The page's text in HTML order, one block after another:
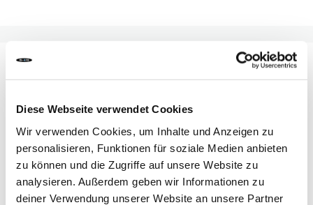
Diese Webseite verwendet Cookies
Wir verwenden Cookies, um Inhalte und Anzeigen zu
personalisieren, Funktionen für soziale Medien anbieten
zu können und die Zugriffe auf unsere Website zu
analysieren. Außerdem geben wir Informationen zu
deiner Verwendung unserer Website an unsere Partner
DÉTAILS
Que ce soit pour de grosses courses ou une sortie
en famille, le Micro Wagon Classic est parfaitement
équipé pour toutes les situations. Fini le transport
pénible de sacs lourds et de sacs à dos. Son poids
léger et sa poignée réglable en hauteur facilitent la
conduite, tandis que les roues avant pivotant à 360